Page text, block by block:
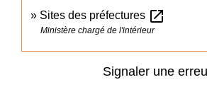
Sites des préfectures open_in_new
Ministère chargé de l'intérieur
Signaler une